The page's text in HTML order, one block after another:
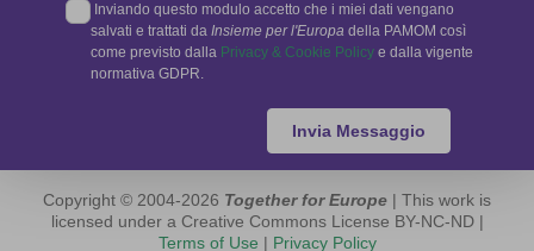
Inviando questo modulo accetto che i miei dati vengano
salvati e trattati da Insieme per l'Europa della PAMOM così
come previsto dalla Privacy & Cookie Policy e dalla vigente
normativa GDPR.
Invia Messaggio
Copyright © 2004-2026 Together for Europe | This work is
licensed under a Creative Commons License BY-NC-ND |
Terms of Use | Privacy Policy